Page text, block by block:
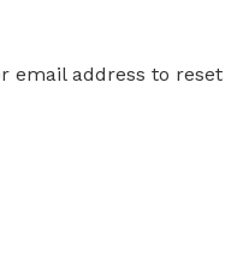
email address to reset